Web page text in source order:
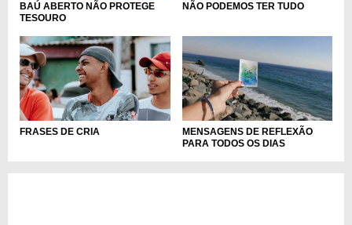
BAÚ ABERTO NÃO PROTEGE
TESOURO
NÃO PODEMOS TER TUDO
FRASES DE CRIA
MENSAGENS DE REFLEXÃO
PARA TODOS OS DIAS